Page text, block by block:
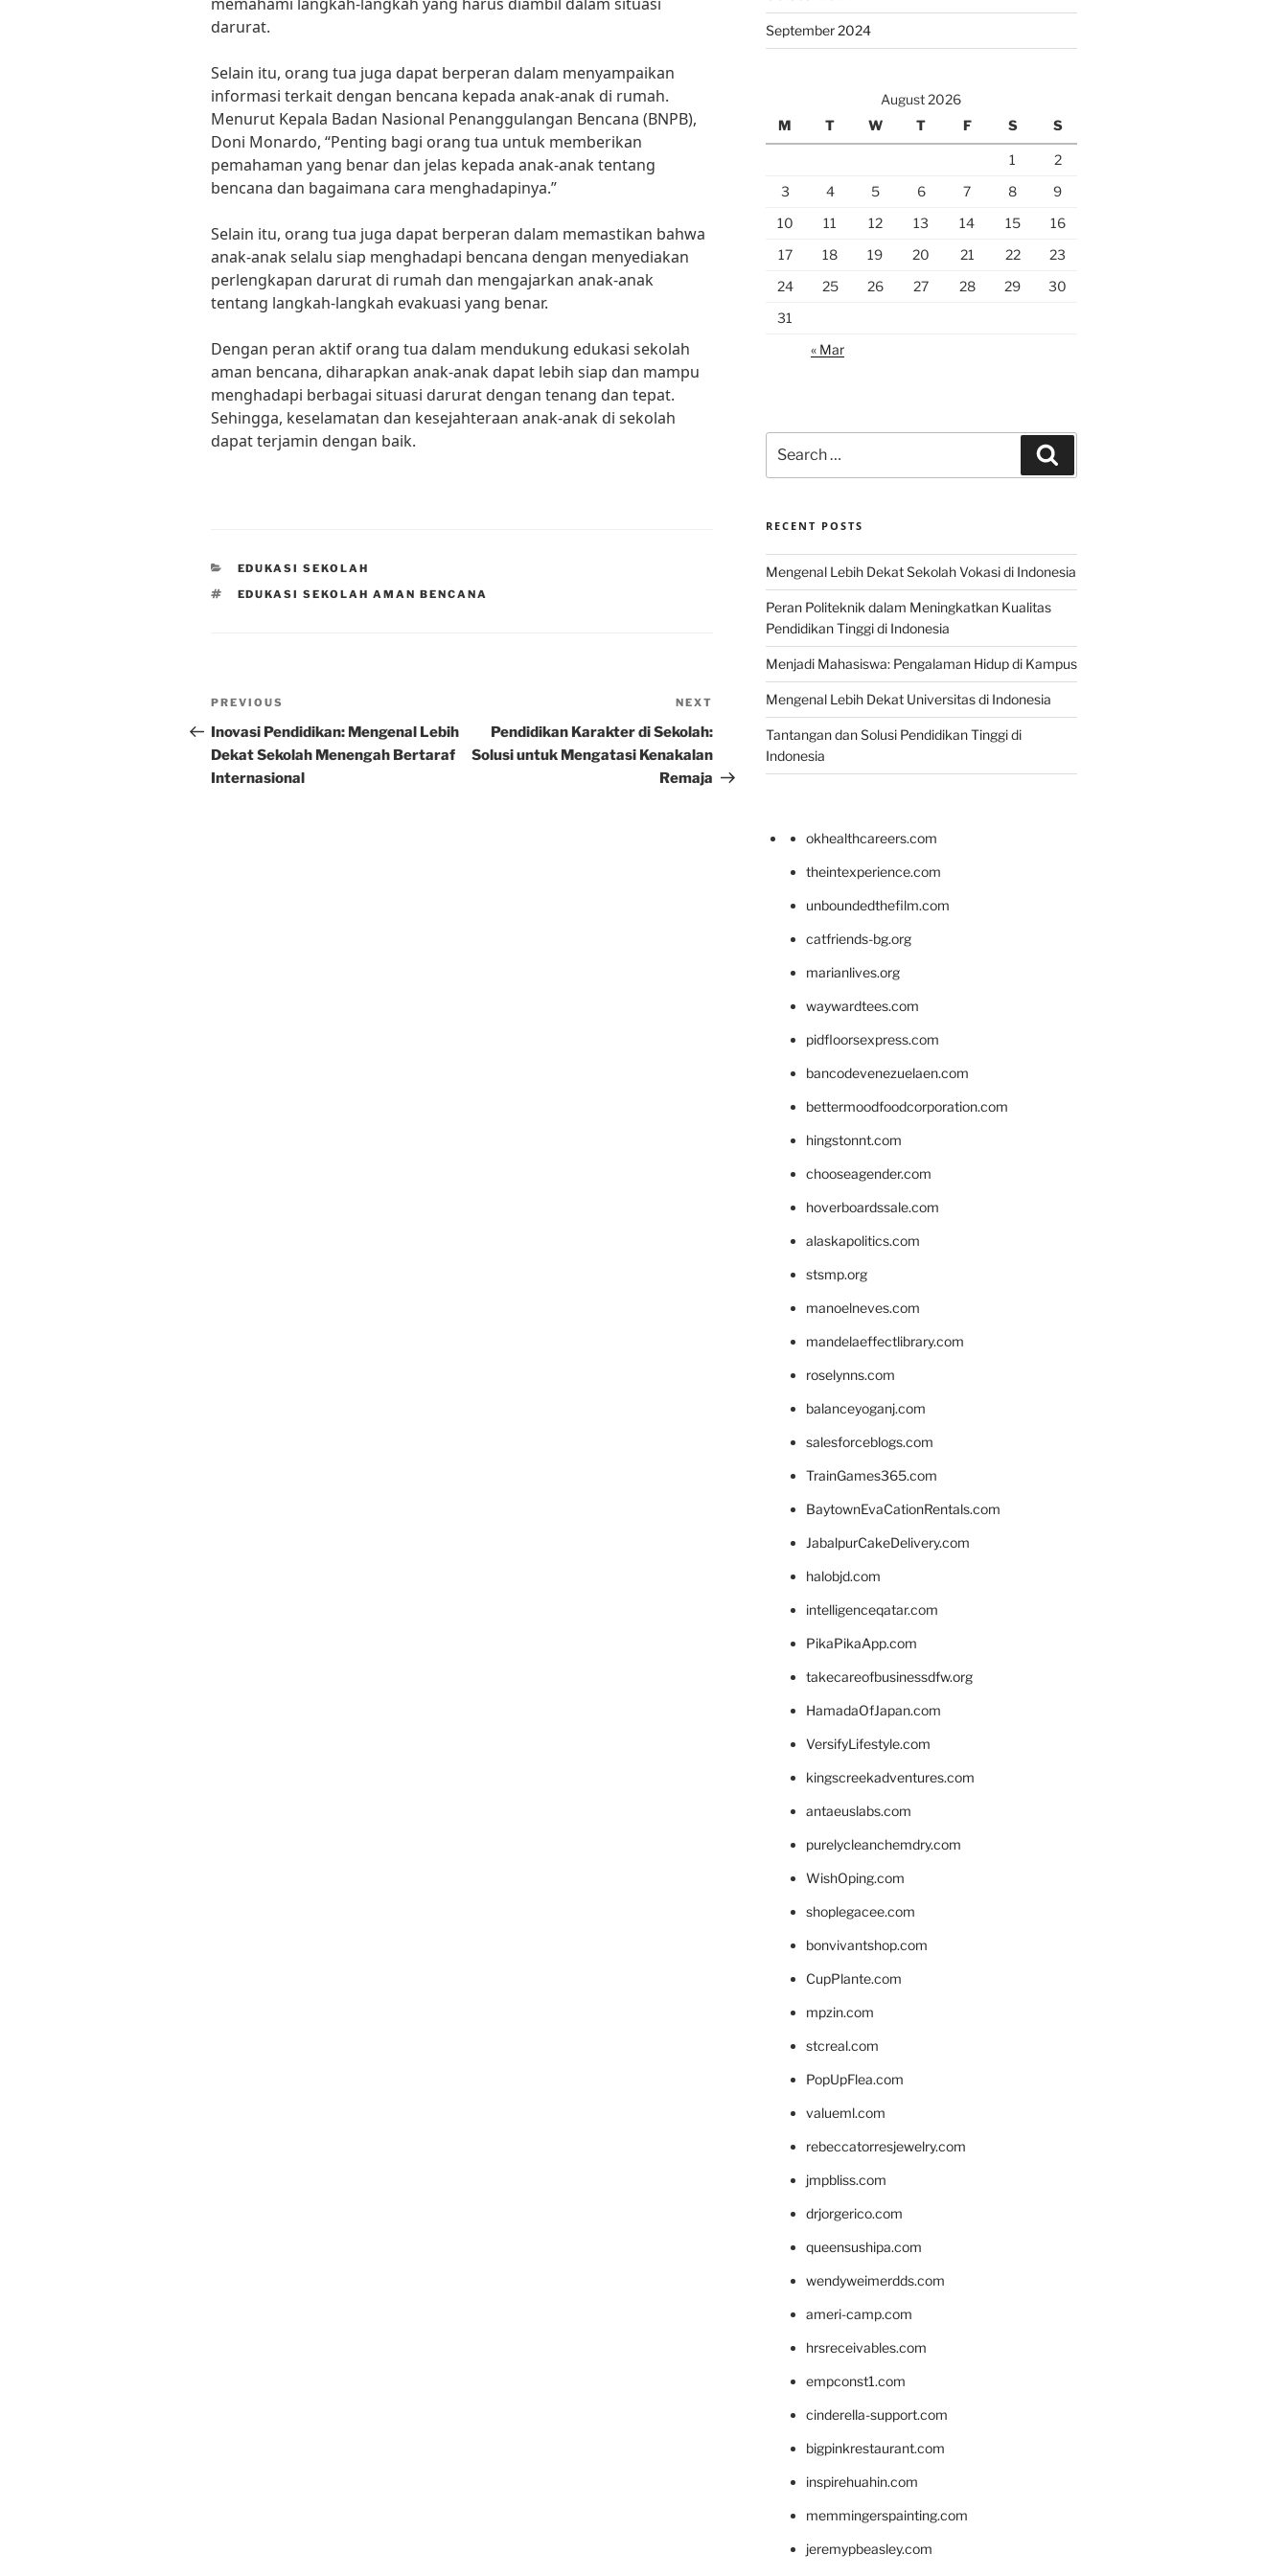
darurat.
Selain itu, orang tua juga dapat berperan dalam menyampaikan
informasi terkait dengan bencana kepada anak-anak di rumah.
Menurut Kepala Badan Nasional Penanggulangan Bencana (BNPB),
Doni Monardo, “Penting bagi orang tua untuk memberikan
pemahaman yang benar dan jelas kepada anak-anak tentang
bencana dan bagaimana cara menghadapinya.”
Selain itu, orang tua juga dapat berperan dalam memastikan bahwa
anak-anak selalu siap menghadapi bencana dengan menyediakan
perlengkapan darurat di rumah dan mengajarkan anak-anak
tentang langkah-langkah evakuasi yang benar.
Dengan peran aktif orang tua dalam mendukung edukasi sekolah
aman bencana, diharapkan anak-anak dapat lebih siap dan mampu
menghadapi berbagai situasi darurat dengan tenang dan tepat.
Sehingga, keselamatan dan kesejahteraan anak-anak di sekolah
dapat terjamin dengan baik.
CATEGORIES
EDUKASI SEKOLAH
TAGS
EDUKASI SEKOLAH AMAN BENCANA
Post
navigation
Previous
Post
PREVIOUS
Inovasi Pendidikan: Mengenal Lebih
Dekat Sekolah Menengah Bertaraf
Internasional
Post
NEXT
Pendidikan Karakter di Sekolah:
Solusi untuk Mengatasi Kenakalan
Remaja
September 2024
August 2026
M
T W T F S S
1
2
3
4 5 6 7 8
9
10
11 12 13 14 15
16
17
18 19 20 21 22
23
24
25 26 27 28 29
30
31
« Mar
for:
RECENT POSTS
Mengenal Lebih Dekat Sekolah Vokasi di Indonesia
Peran Politeknik dalam Meningkatkan Kualitas
Pendidikan Tinggi di Indonesia
Menjadi Mahasiswa: Pengalaman Hidup di Kampus
Mengenal Lebih Dekat Universitas di Indonesia
Tantangan dan Solusi Pendidikan Tinggi di
Indonesia
okhealthcareers.com
theintexperience.com
unboundedthefilm.com
catfriends-bg.org
marianlives.org
waywardtees.com
pidfloorsexpress.com
bancodevenezuelaen.com
bettermoodfoodcorporation.com
hingstonnt.com
chooseagender.com
hoverboardssale.com
alaskapolitics.com
stsmp.org
manoelneves.com
mandelaeffectlibrary.com
roselynns.com
balanceyoganj.com
salesforceblogs.com
TrainGames365.com
BaytownEvaCationRentals.com
JabalpurCakeDelivery.com
halobjd.com
intelligenceqatar.com
PikaPikaApp.com
takecareofbusinessdfw.org
HamadaOfJapan.com
VersifyLifestyle.com
kingscreekadventures.com
antaeuslabs.com
purelycleanchemdry.com
WishOping.com
shoplegacee.com
bonvivantshop.com
CupPlante.com
mpzin.com
stcreal.com
PopUpFlea.com
valueml.com
rebeccatorresjewelry.com
jmpbliss.com
drjorgerico.com
queensushipa.com
wendyweimerdds.com
ameri-camp.com
hrsreceivables.com
empconst1.com
cinderella-support.com
bigpinkrestaurant.com
inspirehuahin.com
memmingerspainting.com
jeremypbeasley.com